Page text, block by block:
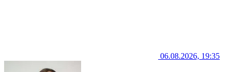
06.08.2026, 19:35